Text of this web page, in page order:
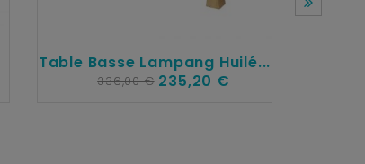
Table Basse Lampang Huilé...
336,00 € 235,20 €